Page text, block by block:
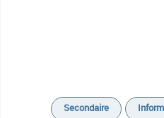
Secondaire